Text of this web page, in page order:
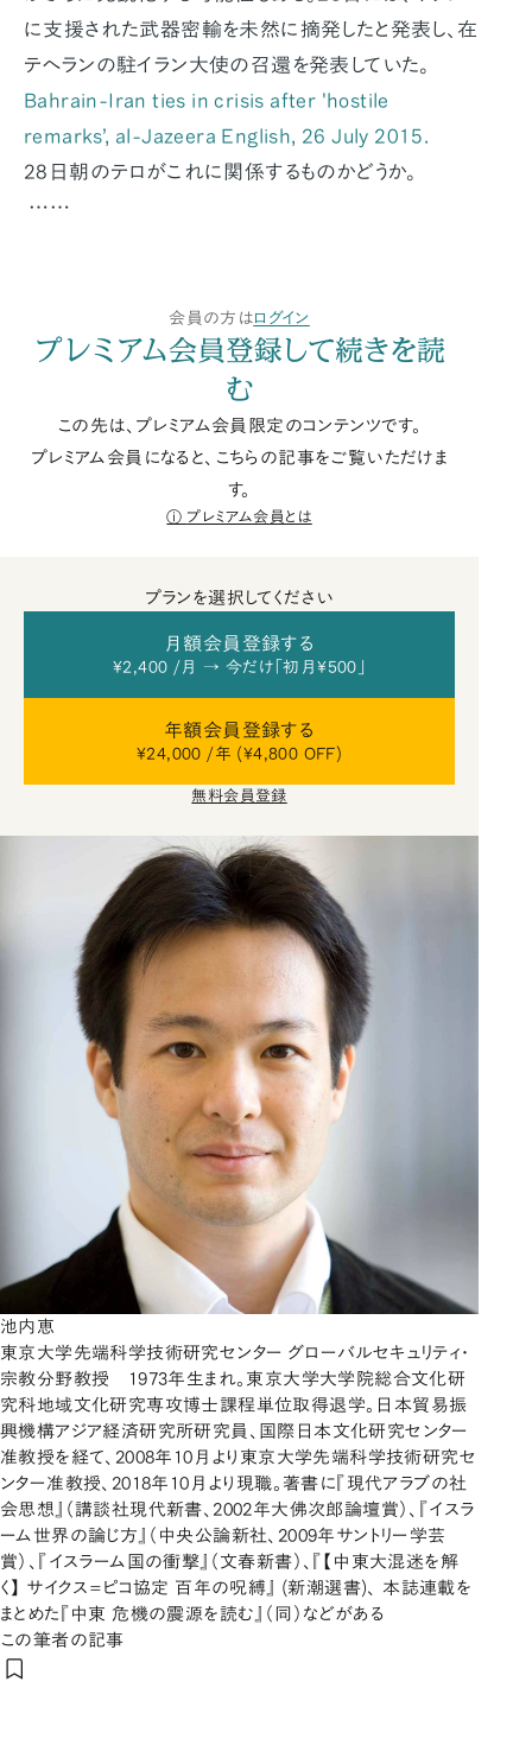
に支援された武器密輸を未然に摘発したと発表し、在
テヘランの駐イラン大使の召還を発表していた。
Bahrain-Iran ties in crisis after 'hostile
remarks’, al-Jazeera English, 26 July 2015.
28日朝のテロがこれに関係するものかどうか。
……
会員の方はログイン
プレミアム会員登録して続きを読
む
この先は、プレミアム会員限定のコンテンツです。
プレミアム会員になると、こちらの記事をご覧いただけま
す。
プレミアム会員とは
プランを選択してください
月額会員登録する
¥2,400 /月 → 今だけ「初月¥500」
年額会員登録する
¥24,000 /年 (¥4,800 OFF)
無料会員登録
池内恵
東京大学先端科学技術研究センター グローバルセキュリティ・
宗教分野教授 1973年生まれ。東京大学大学院総合文化研
究科地域文化研究専攻博士課程単位取得退学。日本貿易振
興機構アジア経済研究所研究員、国際日本文化研究センター
准教授を経て、2008年10月より東京大学先端科学技術研究セ
ンター准教授、2018年10月より現職。著書に『現代アラブの社
会思想』（講談社現代新書、2002年大佛次郎論壇賞）、『イスラ
ーム世界の論じ方』（中央公論新社、2009年サントリー学芸
賞）、『イスラーム国の衝撃』（文春新書）、『【中東大混迷を解
く】 サイクス=ピコ協定 百年の呪縛』 (新潮選書)、 本誌連載を
まとめた『中東 危機の震源を読む』（同）などがある
この筆者の記事